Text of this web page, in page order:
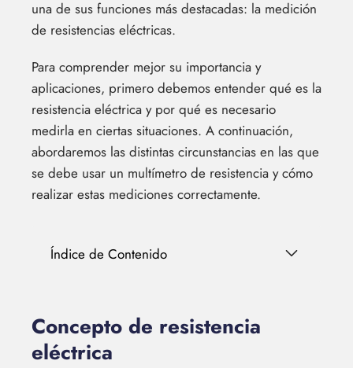
una de sus funciones más destacadas: la medición
de resistencias eléctricas.
Para comprender mejor su importancia y
aplicaciones, primero debemos entender qué es la
resistencia eléctrica y por qué es necesario
medirla en ciertas situaciones. A continuación,
abordaremos las distintas circunstancias en las que
se debe usar un multímetro de resistencia y cómo
realizar estas mediciones correctamente.
Índice de Contenido
Concepto de resistencia
eléctrica